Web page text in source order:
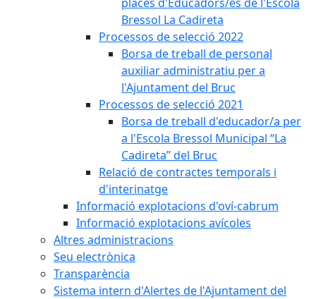
Bressol La Cadireta
Processos de selecció 2022
Borsa de treball de personal
auxiliar administratiu per a
l'Ajuntament del Bruc
Processos de selecció 2021
Borsa de treball d'educador/a per
a l'Escola Bressol Municipal “La
Cadireta” del Bruc
Relació de contractes temporals i
d'interinatge
Informació explotacions d'oví-cabrum
Informació explotacions avícoles
Altres administracions
Seu electrònica
Transparència
Sistema intern d'Alertes de l'Ajuntament del